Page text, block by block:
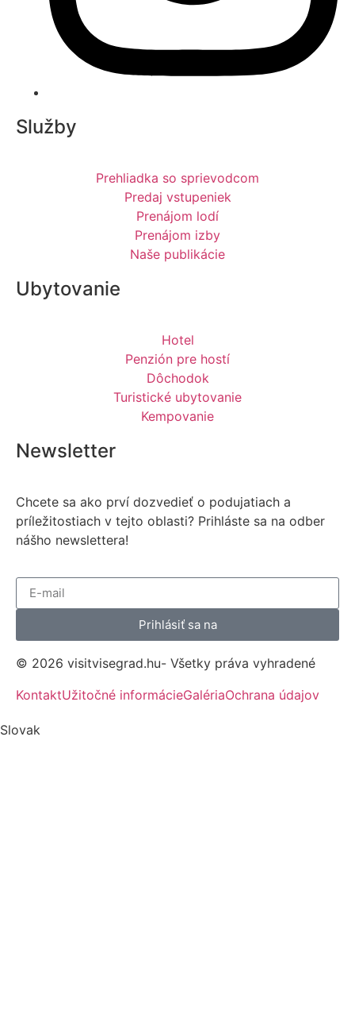
Služby
Prehliadka so sprievodcom
Predaj vstupeniek
Prenájom lodí
Prenájom izby
Naše publikácie
Ubytovanie
Hotel
Penzión pre hostí
Dôchodok
Turistické ubytovanie
Kempovanie
Newsletter
Chcete sa ako prví dozvedieť o podujatiach a
príležitostiach v tejto oblasti? Prihláste sa na odber
nášho newslettera!
Prihlásiť sa na
© 2026 visitvisegrad.hu- Všetky práva vyhradené
KontaktUžitočné informácieGalériaOchrana údajov
Slovak